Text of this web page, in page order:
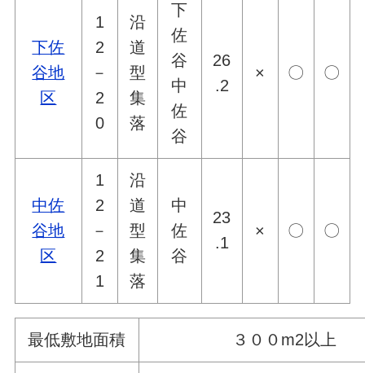
下佐
谷地
区
1
2
－
2
0
沿
道
型
集
落
下
佐
谷
中
佐
谷
26
.2
× 〇 〇
中佐
谷地
区
1
2
－
2
1
沿
道
型
集
落
中
佐
谷
23
.1
× 〇 〇
最低敷地面積 ３０